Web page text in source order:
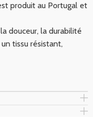
produit au Portugal et
douceur, la durabilité
tissu résistant,